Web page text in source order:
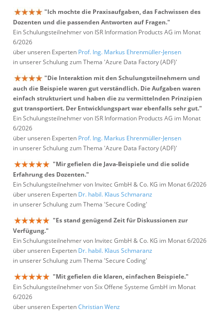
"Ich mochte die Praxisaufgaben, das Fachwissen des
Dozenten und die passenden Antworten auf Fragen."
Ein Schulungsteilnehmer von ISR Information Products AG im Monat
6/2026
über unseren Experten Prof. Ing. Markus Ehrenmüller-Jensen
in unserer Schulung zum Thema 'Azure Data Factory (ADF)'
"Die Interaktion mit den Schulungsteilnehmern und
auch die Beispiele waren gut verständlich. Die Aufgaben waren
einfach strukturiert und haben die zu vermittelnden Prinzipien
gut transportiert. Der Entwicklungspart war ebenfalls sehr gut."
Ein Schulungsteilnehmer von ISR Information Products AG im Monat
6/2026
über unseren Experten Prof. Ing. Markus Ehrenmüller-Jensen
in unserer Schulung zum Thema 'Azure Data Factory (ADF)'
"Mir gefielen die Java-Beispiele und die solide
Erfahrung des Dozenten."
Ein Schulungsteilnehmer von Invitec GmbH & Co. KG im Monat 6/2026
über unseren Experten Dr. habil. Klaus Schmaranz
in unserer Schulung zum Thema 'Secure Coding'
"Es stand genügend Zeit für Diskussionen zur
Verfügung."
Ein Schulungsteilnehmer von Invitec GmbH & Co. KG im Monat 6/2026
über unseren Experten Dr. habil. Klaus Schmaranz
in unserer Schulung zum Thema 'Secure Coding'
"Mit gefielen die klaren, einfachen Beispiele."
Ein Schulungsteilnehmer von Six Offene Systeme GmbH im Monat
6/2026
über unseren ExpertenChristian Wenz